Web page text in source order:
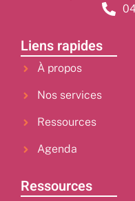
Liens rapides
À propos
Nos services
Ressources
Agenda
Ressources